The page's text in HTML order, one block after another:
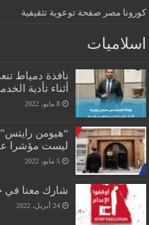
كورونا مصر صفحة توعوية تثقيفية
اسلاميات
نافذة دمياط
أثناء تأدية
8 مايو، 2022
“هيومن
ليست مؤشرا
5 مايو، 2022
شارك معنا في
24 أبريل، 2022